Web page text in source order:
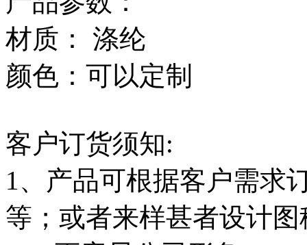
材质： 涤纶
颜色：可以定制
客户订货须知:
1、产品可根据客户需求
等；或者来样甚者设计